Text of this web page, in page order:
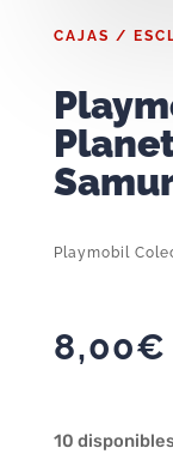
CAJAS /
Playmobil
8,00€
10